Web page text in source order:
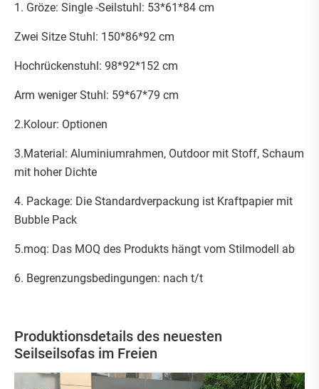
1. Gröze: Single -Seilstuhl: 53*61*84 cm
Zwei Sitze Stuhl: 150*86*92 cm
Hochrückenstuhl: 98*92*152 cm
Arm weniger Stuhl: 59*67*79 cm
2.Kolour: Optionen
3.Material: Aluminiumrahmen, Outdoor mit Stoff, Schaum
mit hoher Dichte
4. Package: Die Standardverpackung ist Kraftpapier mit
Bubble Pack
5.moq: Das MOQ des Produkts hängt vom Stilmodell ab
6. Begrenzungsbedingungen: nach t/t
Produktionsdetails des neuesten
Seilseilsofas im Freien